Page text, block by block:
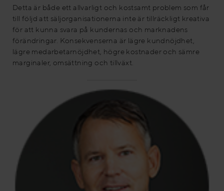
Detta är både ett allvarligt och kostsamt problem som får
till följd att säljorganisationerna inte är tillräckligt kreativa
för att kunna svara på kundernas och marknadens
förändringar. Konsekvenserna är lägre kundnöjdhet,
lägre medarbetarnöjdhet, högre kostnader och sämre
marginaler, omsättning och tillväxt.